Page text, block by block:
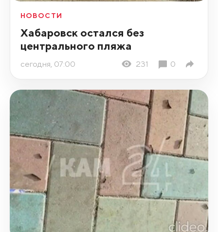
НОВОСТИ
Хабаровск остался без
центрального пляжа
сегодня, 07:00 231 0